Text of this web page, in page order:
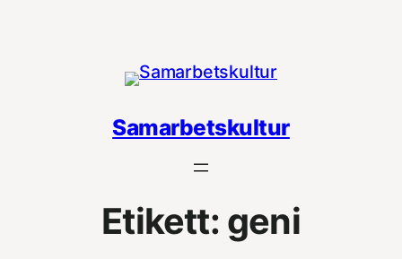
Samarbetskultur
Etikett: geni